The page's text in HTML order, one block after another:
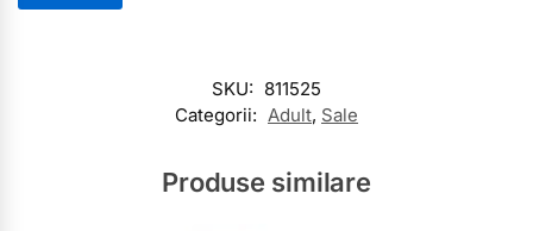
SKU: 811525
Categorii: Adult, Sale
Produse similare